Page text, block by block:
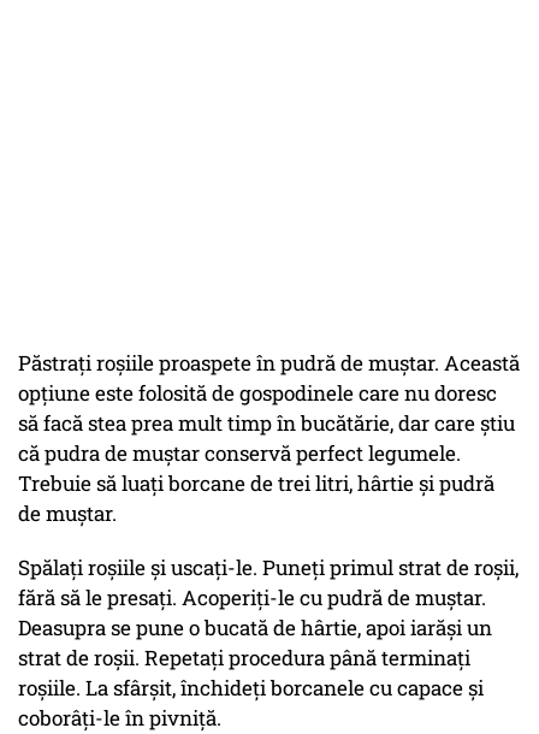
Păstrați roșiile proaspete în pudră de muștar. Această
opțiune este folosită de gospodinele care nu doresc
să facă stea prea mult timp în bucătărie, dar care știu
că pudra de muștar conservă perfect legumele.
Trebuie să luați borcane de trei litri, hârtie și pudră
de muștar.
Spălați roșiile și uscați-le. Puneți primul strat de roșii,
fără să le presați. Acoperiți-le cu pudră de muștar.
Deasupra se pune o bucată de hârtie, apoi iarăși un
strat de roșii. Repetați procedura până terminați
roșiile. La sfârșit, închideți borcanele cu capace și
coborâți-le în pivniță.